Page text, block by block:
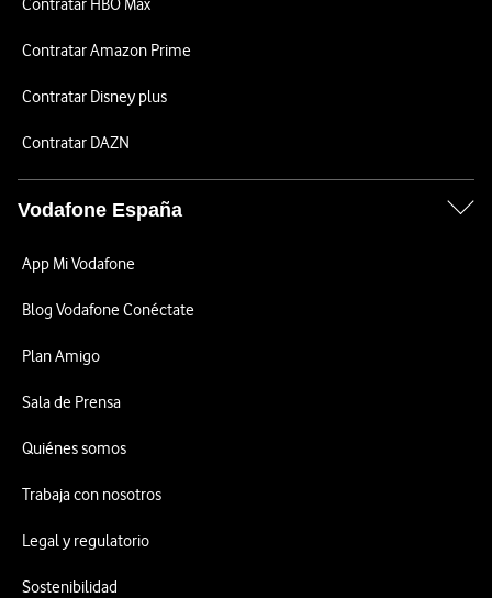
Contratar HBO Max
Contratar Amazon Prime
Contratar Disney plus
Contratar DAZN
Vodafone España
App Mi Vodafone
Blog Vodafone Conéctate
Plan Amigo
Sala de Prensa
Quiénes somos
Trabaja con nosotros
Legal y regulatorio
Sostenibilidad